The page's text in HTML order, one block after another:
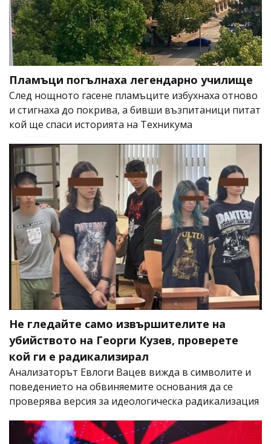
Пламъци погълнаха легендарно училище
След нощното гасене пламъците избухнаха отново
и стигнаха до покрива, а бивши възпитаници питат
кой ще спаси историята на Техникума
Не гледайте само извършителите на
убийството на Георги Кузев, проверете
кой ги е радикализирал
Анализаторът Евлоги Вацев вижда в символите и
поведението на обвиняемите основания да се
проверява версия за идеологическа радикализация